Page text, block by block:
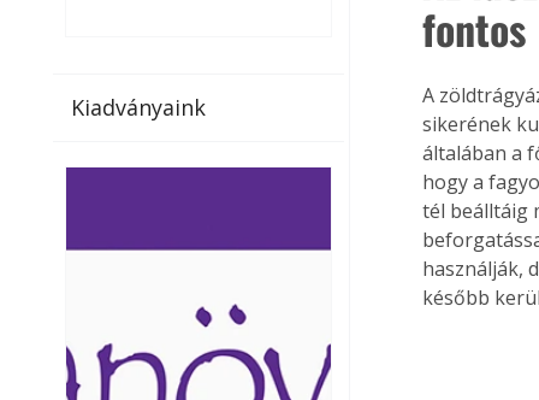
az otthonában, útközben vagy
elérhetők lapszámaink. Bárhol,
magazinok digitális
számítógépen,
vagy táblagépen.
az otthonában,
nyaralás, pihenés
elérhetők
bármikor, akár
vagy dolgozva is
Ezermester
Laptapir kényelmes
mert: – t
Kiadványaink
fontos
A
sikerének
általában a
hogy a
tél beálltáig
használják,
később